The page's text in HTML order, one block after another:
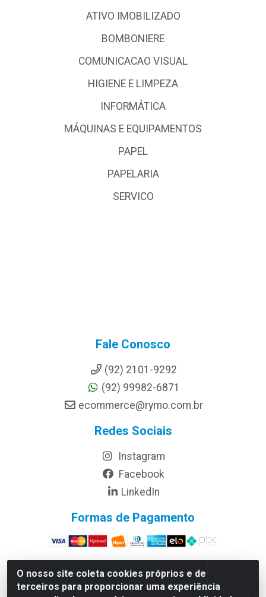
O nosso site coleta cookies próprios e de
terceiros para proporcionar uma experiência
ATIVO IMOBILIZADO
BOMBONIERE
COMUNICACAO VISUAL
HIGIENE E LIMPEZA
INFORMÁTICA
MÁQUINAS E EQUIPAMENTOS
PAPEL
PAPELARIA
SERVICO
Fale Conosco
(92) 2101-9292
(92) 99982-6871
ecommerce@rymo.com.br
Redes Sociais
Instagram
Facebook
LinkedIn
Formas de Pagamento
Rymo Imagem e Produtos Gráficos da Amazonia LTDA -